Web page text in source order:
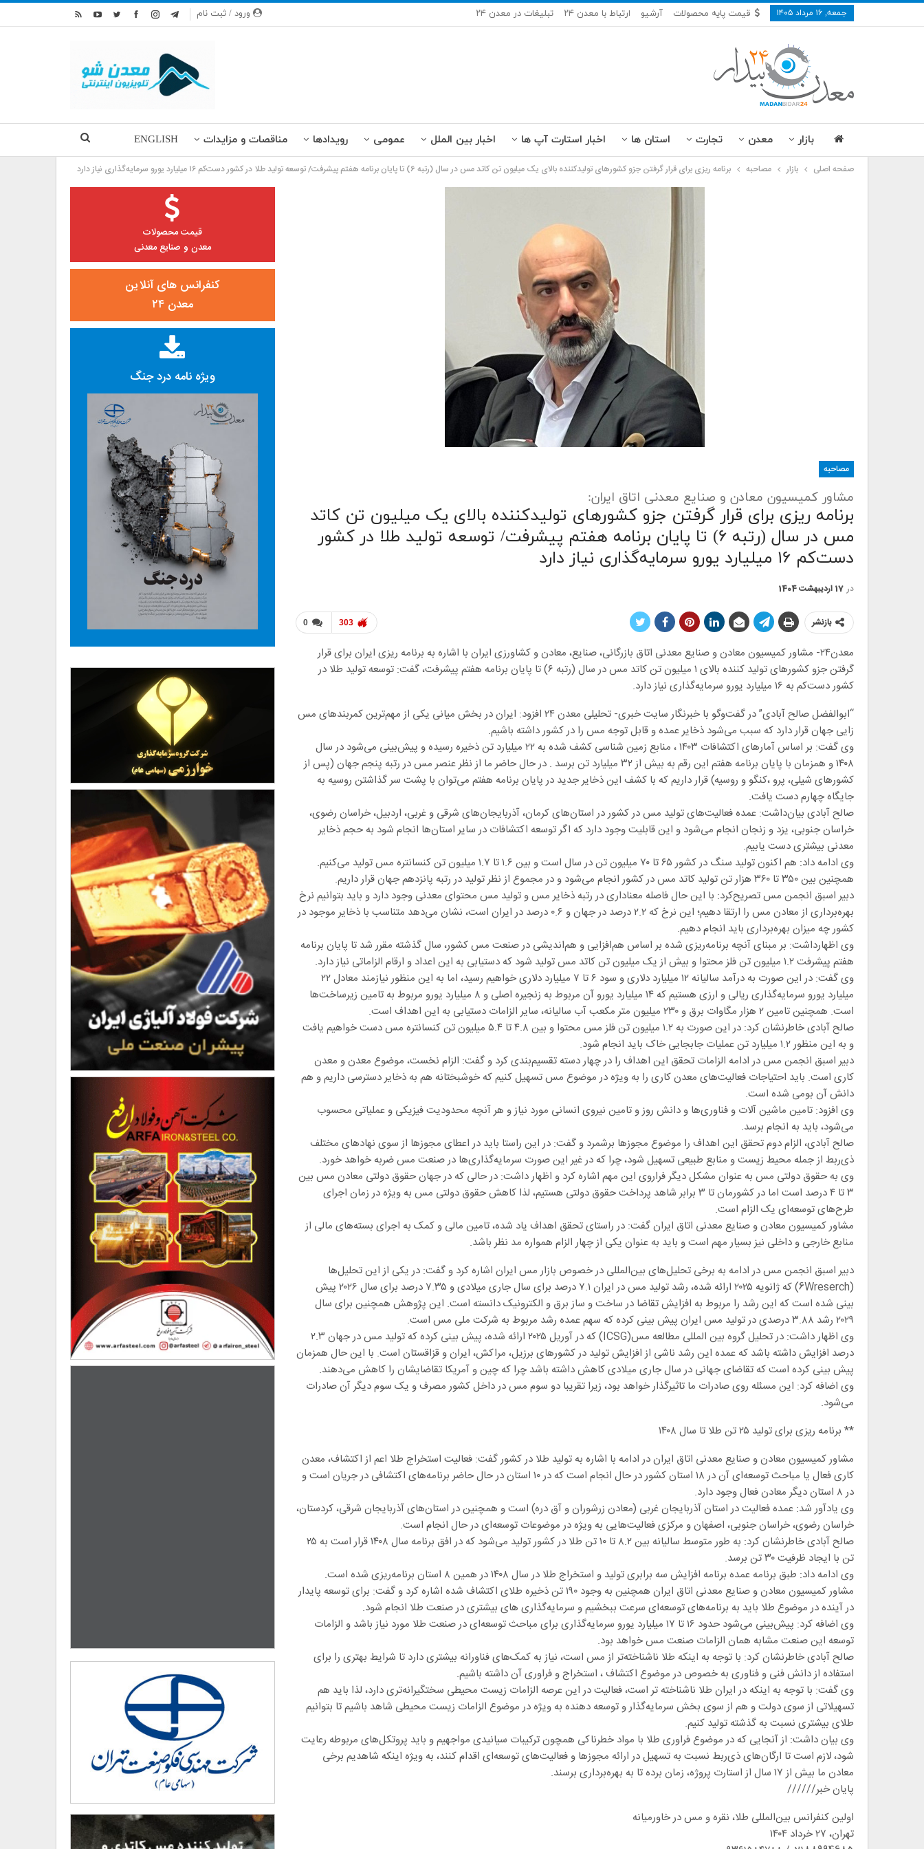
ورود / ثبت نام جمعه, ۱۶ مرداد ۱۴۰۵ قیمت پایه محصولات آرشیو ارتباط با معدن ۲۴ تبلیغات در معدن ۲۴
بازار معدن تجارت استان ها اخبار استارت آپ ها اخبار بین الملل عمومی رویدادها مناقصات و مزایدات ENGLISH
صفحه اصلی بازار مصاحبه برنامه ریزی برای قرار گرفتن جزو کشورهای تولیدکننده بالای یک میلیون تن کاتد مس در سال (رتبه 6) تا پایان برنامه هفتم پیشرفت/ توسعه تولید طلا در کشور دست‌کم ۱۶ میلیارد یورو سرمایه‌گذاری نیاز دارد
مصاحبه
مشاور کمیسیون معادن و صنایع معدنی اتاق ایران:
برنامه ریزی برای قرار گرفتن جزو کشورهای تولیدکننده بالای یک میلیون تن کاتد
مس در سال (رتبه ۶) تا پایان برنامه هفتم پیشرفت/ توسعه تولید طلا در کشور
دست‌کم ۱۶ میلیارد یورو سرمایه‌گذاری نیاز دارد
در 17 اردیبهشت 1404
0 303 بازنشر
معدن۲۴- مشاور کمیسیون معادن و صنایع معدنی اتاق بازرگانی، صنایع، معادن و کشاورزی ایران با اشاره به برنامه ریزی ایران برای قرار
گرفتن جزو کشورهای تولید کننده بالای ۱ میلیون تن کاتد مس در سال (رتبه ۶) تا پایان برنامه هفتم پیشرفت، گفت: توسعه تولید طلا در
کشور دست‌کم به ۱۶ میلیارد یورو سرمایه‌گذاری نیاز دارد.
“ابوالفضل صالح آبادی” در گفت‌وگو با خبرنگار سایت خبری- تحلیلی معدن ۲۴ افزود: ایران در بخش میانی یکی از مهم‌ترین کمربندهای مس
زایی جهان قرار دارد که سبب می‌شود ذخایر عمده و قابل توجه مس را در کشور داشته باشیم.
وی گفت: بر اساس آمارهای اکتشافات ۱۴۰۳ ، منابع زمین شناسی کشف شده به ۲۲ میلیارد تن ذخیره رسیده و پیش‌بینی می‌شود در سال
۱۴۰۸ و همزمان با پایان برنامه هفتم این رقم به بیش از ۳۲ میلیارد تن برسد . در حال حاضر ما از نظر عنصر مس در رتبه پنجم جهان (پس از
کشورهای شیلی، پرو ،کنگو و روسیه) قرار داریم که با کشف این ذخایر جدید در پایان برنامه هفتم می‌توان با پشت سر گذاشتن روسیه به
جایگاه چهارم دست یافت.
صالح آبادی بیان‌داشت: عمده فعالیت‌های تولید مس در کشور در استان‌های کرمان، آذربایجان‌های شرقی و غربی، اردبیل، خراسان رضوی،
خراسان جنوبی، یزد و زنجان انجام می‌شود و این قابلیت وجود دارد که اگر توسعه اکتشافات در سایر استان‌ها انجام شود به حجم ذخایر
معدنی بیشتری دست یابیم.
وی ادامه داد: هم اکنون تولید سنگ در کشور ۶۵ تا ۷۰ میلیون تن در سال است و بین ۱.۶ تا ۱.۷ میلیون تن کنسانتره مس تولید می‌کنیم.
همچنین بین ۳۵۰ تا ۳۶۰ هزار تن تولید کاتد مس در کشور انجام می‌شود و در مجموع از نظر تولید در رتبه پانزدهم جهان قرار داریم.
دبیر اسبق انجمن مس تصریح‌کرد: با این حال فاصله معناداری در رتبه ذخایر مس و تولید مس محتوای معدنی وجود دارد و باید بتوانیم نرخ
بهره‌برداری از معادن مس را ارتقا دهیم؛ این نرخ که ۲.۲ درصد در جهان و ۰.۶ درصد در ایران است، نشان می‌دهد متناسب با ذخایر موجود در
کشور چه میزان بهره‌برداری باید انجام دهیم.
وی اظهارداشت: بر مبنای آنچه برنامه‌ریزی شده بر اساس هم‌افزایی و هم‌اندیشی در صنعت مس کشور، سال گذشته مقرر شد تا پایان برنامه
هفتم پیشرفت ۱.۲ میلیون تن فلز محتوا و بیش از یک میلیون تن کاتد مس تولید شود که دستیابی به این اعداد و ارقام الزاماتی نیاز دارد.
وی گفت: در این صورت به درآمد سالیانه ۱۲ میلیارد دلاری و سود ۶ تا ۷ میلیارد دلاری خواهیم رسید، اما به این منظور نیازمند معادل ۲۲
میلیارد یورو سرمایه‌گذاری ریالی و ارزی هستیم که ۱۴ میلیارد یورو آن مربوط به زنجیره اصلی و ۸ میلیارد یورو مربوط به تامین زیرساخت‌ها
است. همچنین تامین ۲ هزار مگاوات برق و ۲۳۰ میلیون متر مکعب آب سالیانه، سایر الزامات دستیابی به این اهداف است.
صالح آبادی خاطرنشان کرد: در این صورت به ۱.۲ میلیون تن فلز مس محتوا و بین ۴.۸ تا ۵.۴ میلیون تن کنسانتره مس دست خواهیم یافت
و به این منظور ۱.۲ میلیارد تن عملیات جابجایی خاک باید انجام شود.
دبیر اسبق انجمن مس در ادامه الزامات تحقق این اهداف را در چهار دسته تقسیم‌بندی کرد و گفت: الزام نخست، موضوع معدن و معدن
کاری است. باید احتیاجات فعالیت‌های معدن کاری را به ویژه در موضوع مس تسهیل کنیم که خوشبختانه هم به ذخایر دسترسی داریم و هم
دانش آن بومی شده است.
وی افزود: تامین ماشین آلات و فناوری‌ها و دانش روز و تامین نیروی انسانی مورد نیاز و هر آنچه محدودیت فیزیکی و عملیاتی محسوب
می‌شود، باید به انجام برسد.
صالح آبادی، الزام دوم تحقق این اهداف را موضوع مجوزها برشمرد و گفت: در این راستا باید در اعطای مجوزها از سوی نهادهای مختلف
ذی‌ربط از جمله محیط زیست و منابع طبیعی تسهیل شود، چرا که در غیر این صورت سرمایه‌گذاری‌ها در صنعت مس ضربه خواهد خورد.
وی به حقوق دولتی مس به عنوان مشکل دیگر فراروی این مهم اشاره کرد و اظهار داشت: در حالی که در جهان حقوق دولتی معادن مس بین
۳ تا ۴ درصد است اما در کشورمان تا ۳ برابر شاهد پرداخت حقوق دولتی هستیم، لذا کاهش حقوق دولتی مس به ویژه در زمان اجرای
طرح‌های توسعه‌ای یک الزام است.
مشاور کمیسیون معادن و صنایع معدنی اتاق ایران گفت: در راستای تحقق اهداف یاد شده، تامین مالی و کمک به اجرای بسته‌های مالی از
منابع خارجی و داخلی نیز بسیار مهم است و باید به عنوان یکی از چهار الزام همواره مد نظر باشد.
دبیر اسبق انجمن مس در ادامه به برخی تحلیل‌های بین‌المللی در خصوص بازار مس ایران اشاره کرد و گفت: در یکی از این تحلیل‌ها
(6Wreserch) که ژانویه ۲۰۲۵ ارائه شده، رشد تولید مس در ایران ۷.۱ درصد برای سال جاری میلادی و ۷.۳۵ درصد برای سال ۲۰۲۶ پیش
بینی شده است که این رشد را مربوط به افزایش تقاضا در ساخت و ساز برق و الکترونیک دانسته است. این پژوهش همچنین برای سال
۲۰۲۹ رشد ۳.۸۸ درصدی در تولید مس ایران پیش بینی کرده که سهم عمده رشد مربوط به شرکت ملی مس است.
وی اظهار داشت: در تحلیل گروه بین المللی مطالعه مس(ICSG) که در آوریل ۲۰۲۵ ارائه شده، پیش بینی کرده که تولید مس در جهان ۲.۳
درصد افزایش داشته باشد که عمده این رشد ناشی از افزایش تولید در کشورهای برزیل، مراکش، ایران و قزاقستان است. با این حال همزمان
پیش بینی کرده است که تقاضای جهانی در سال جاری میلادی کاهش داشته باشد چرا که چین و آمریکا تقاضایشان را کاهش می‌دهند.
وی اضافه کرد: این مسئله روی صادرات ما تاثیرگذار خواهد بود، زیرا تقریبا دو سوم مس در داخل کشور مصرف و یک سوم دیگر آن صادرات
می‌شود.
** برنامه ریزی برای تولید ۲۵ تن طلا تا سال ۱۴۰۸
مشاور کمیسیون معادن و صنایع معدنی اتاق ایران در ادامه با اشاره به تولید طلا در کشور گفت: فعالیت استخراج طلا اعم از اکتشاف، معدن
کاری فعال یا مباحث توسعه‌ای آن در ۱۸ استان کشور در حال انجام است که در ۱۰ استان در حال حاضر برنامه‌های اکتشافی در جریان است و
در ۸ استان دیگر معادن فعال وجود دارد.
وی یادآور شد: عمده فعالیت در استان آذربایجان غربی (معادن زرشوران و آق دره) است و همچنین در استان‌های آذربایجان شرقی، کردستان،
خراسان رضوی، خراسان جنوبی، اصفهان و مرکزی فعالیت‌هایی به ویژه در موضوعات توسعه‌ای در حال انجام است.
صالح آبادی خاطرنشان کرد: به طور متوسط سالیانه بین ۸.۲ تا ۱۰ تن طلا در کشور تولید می‌شود که در افق برنامه سال ۱۴۰۸ قرار است به ۲۵
تن با ایجاد ظرفیت ۳۰ تن برسد.
وی ادامه داد: طبق برنامه عمده برنامه افزایش سه برابری تولید و استخراج طلا در سال ۱۴۰۸ در همین ۸ استان برنامه‌ریزی شده است.
مشاور کمیسیون معادن و صنایع معدنی اتاق ایران همچنین به وجود ۱۹۰ تن ذخیره طلای اکتشاف شده اشاره کرد و گفت: برای توسعه پایدار
در آینده در موضوع طلا باید به برنامه‌های توسعه‌ای سرعت ببخشیم و سرمایه‌گذاری های بیشتری در صنعت طلا انجام شود.
وی اضافه کرد: پیش‌بینی می‌شود حدود ۱۶ تا ۱۷ میلیارد یورو سرمایه‌گذاری برای مباحث توسعه‌ای در صنعت طلا مورد نیاز باشد و الزامات
توسعه این صنعت مشابه همان الزامات صنعت مس خواهد بود.
صالح آبادی خاطرنشان کرد: با توجه به اینکه طلا ناشناخته‌تر از مس است، نیاز به کمک‌های فناورانه بیشتری دارد تا شرایط بهتری را برای
استفاده از دانش فنی و فناوری به خصوص در موضوع اکتشاف ، استخراج و فراوری آن داشته باشیم.
وی گفت: با توجه به اینکه در ایران طلا ناشناخته تر است، فعالیت در این عرصه الزامات زیست محیطی سختگیرانه‌تری دارد، لذا باید هم
تسهیلاتی از سوی دولت و هم از سوی بخش سرمایه‌گذار و توسعه دهنده به ویژه در موضوع الزامات زیست محیطی شاهد باشیم تا بتوانیم
طلای بیشتری نسبت به گذشته تولید کنیم.
وی بیان داشت: از آنجایی که در موضوع فراوری طلا با مواد خطرناکی همچون ترکیبات سیانیدی مواجهیم و باید پروتکل‌های مربوطه رعایت
شود، لازم است تا ارگان‌های ذی‌ربط نسبت به تسهیل در ارائه مجوزها و فعالیت‌های توسعه‌ای اقدام کنند، به ویژه اینکه شاهدیم برخی
معادن ما بیش از ۱۷ سال از استارت پروژه، زمان برده تا به بهره‌برداری برسند.
پایان خبر//////
اولین کنفرانس بین‌المللی طلا، نقره و مس در خاورمیانه
تهران، ۲۷ خرداد ۱۴۰۴
قیمت محصولات
معدن و صنایع معدنی
کنفرانس های آنلاین
معدن ۲۴
ویژه نامه درد جنگ